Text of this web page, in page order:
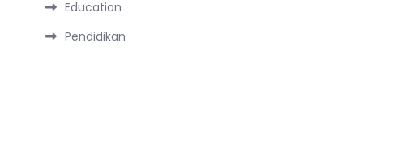
Education
Pendidikan